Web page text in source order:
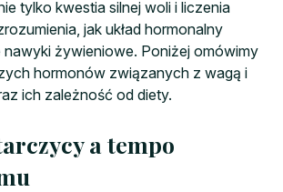
tylko kwestia silnej woli i liczenia
jak układ hormonalny
nawyki żywieniowe. Poniżej omówimy
hormonów związanych z wagą i
ich zależność od diety.
a tempo